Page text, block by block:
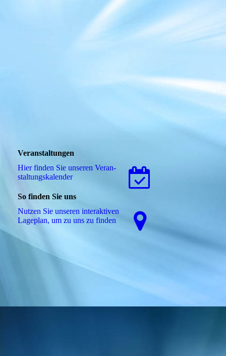
Veranstaltungen
Hier finden Sie unseren Ver­an­
stal­tungs­ka­len­der
So finden Sie uns
Nutzen Sie unseren interaktiven
La­ge­plan, um zu uns zu finden